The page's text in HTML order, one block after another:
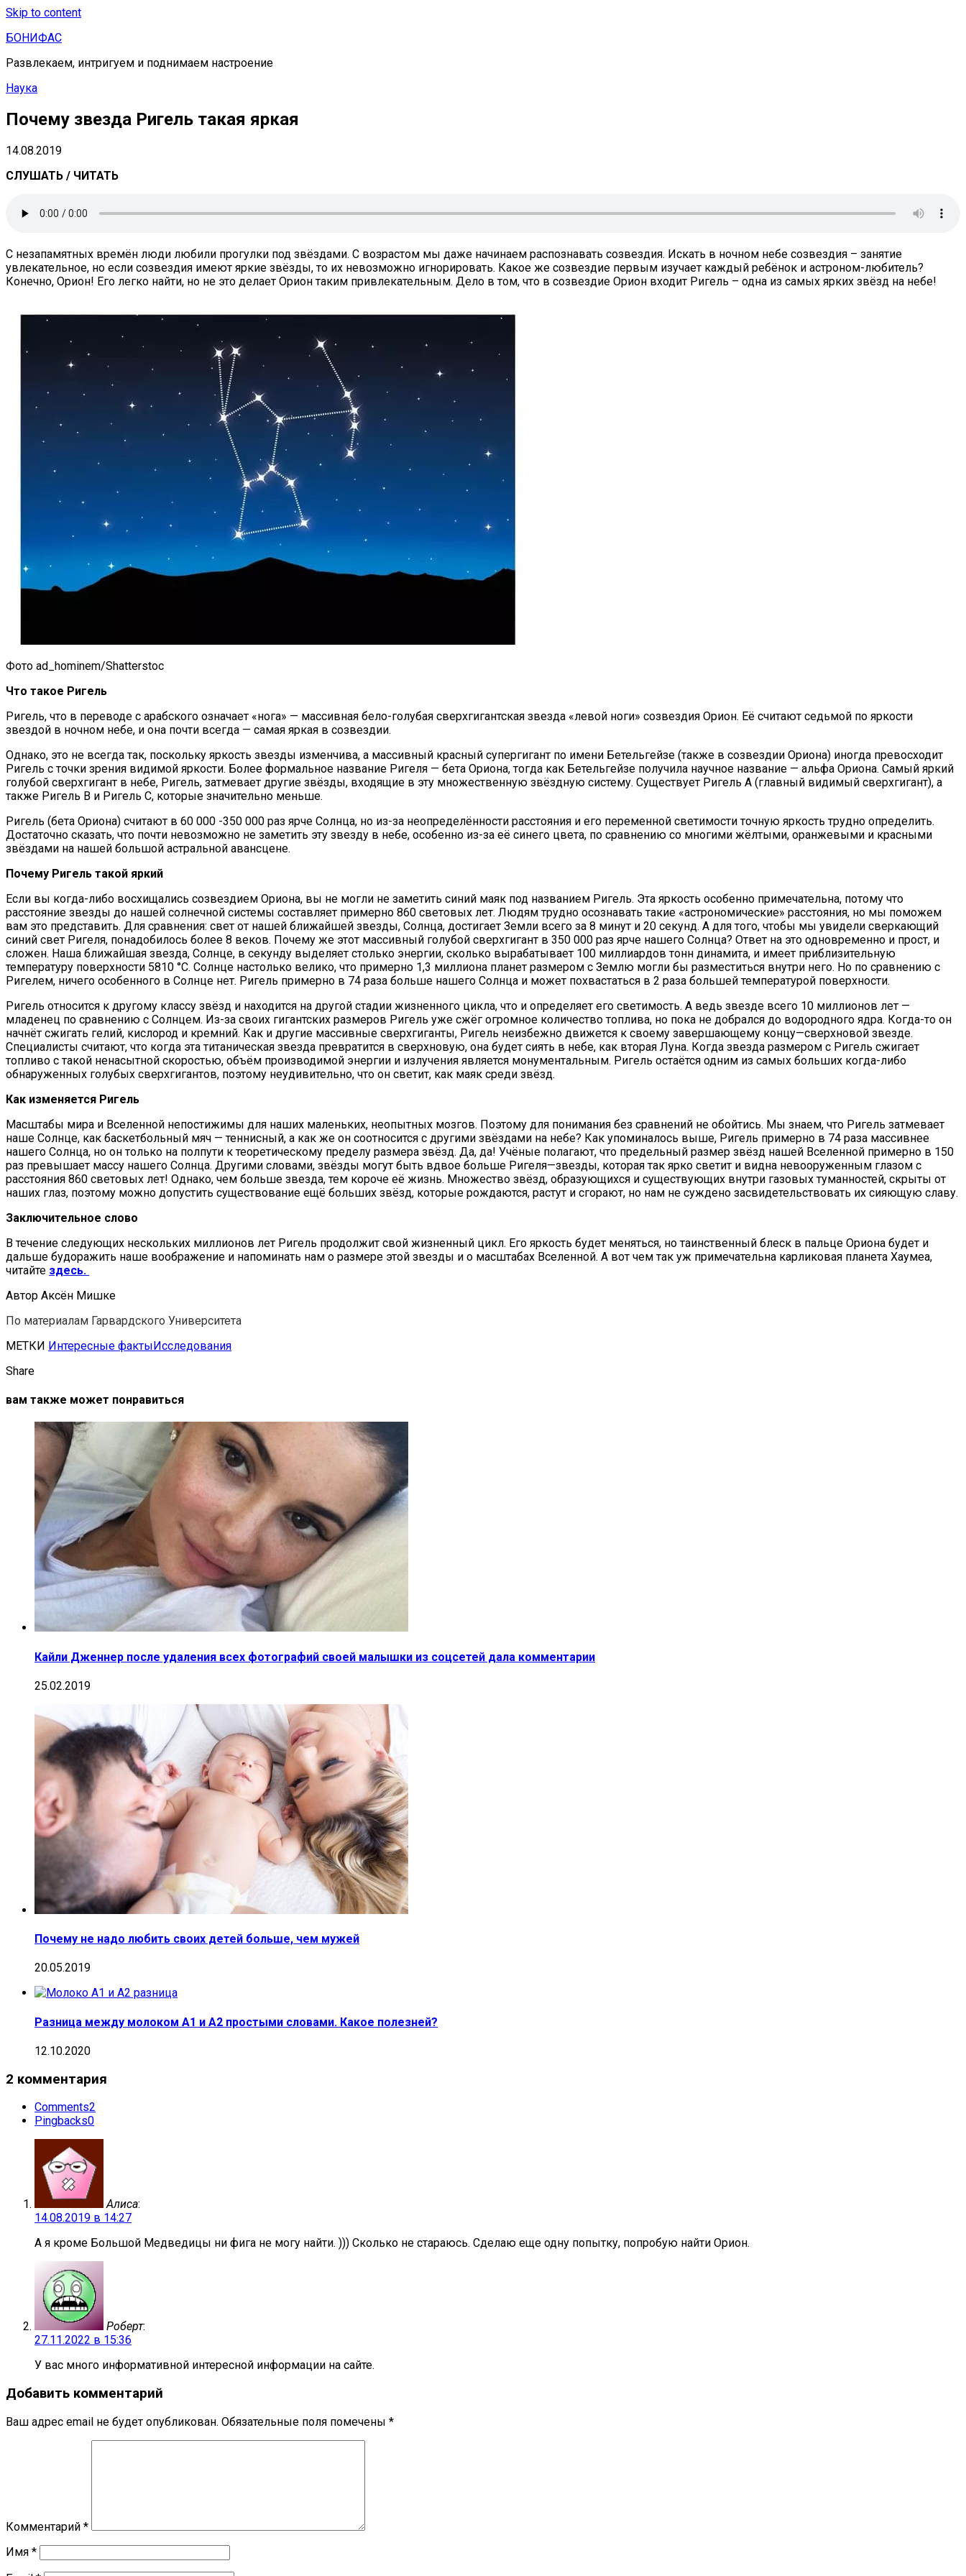
Skip to content
БОНИФАС
Развлекаем, интригуем и поднимаем настроение
Наука
Почему звезда Ригель такая яркая
14.08.2019
СЛУШАТЬ / ЧИТАТЬ
С незапамятных времён люди любили прогулки под звёздами. С возрастом мы даже начинаем распознавать созвездия. Искать в ночном небе созвездия – занятие
увлекательное, но если созвездия имеют яркие звёзды, то их невозможно игнорировать. Какое же созвездие первым изучает каждый ребёнок и астроном-любитель?
Конечно, Орион! Его легко найти, но не это делает Орион таким привлекательным. Дело в том, что в созвездие Орион входит Ригель – одна из самых ярких звёзд на небе!
Фото ad_hominem/Shatterstoc
Что такое Ригель
Ригель, что в переводе с арабского означает «нога» — массивная бело-голубая сверхгигантская звезда «левой ноги» созвездия Орион. Её считают седьмой по яркости
звездой в ночном небе, и она почти всегда — самая яркая в созвездии.
Однако, это не всегда так, поскольку яркость звезды изменчива, а массивный красный супергигант по имени Бетельгейзе (также в созвездии Ориона) иногда превосходит
Ригель с точки зрения видимой яркости. Более формальное название Ригеля — бета Ориона, тогда как Бетельгейзе получила научное название — альфа Ориона. Самый яркий
голубой сверхгигант в небе, Ригель, затмевает другие звёзды, входящие в эту множественную звёздную систему. Существует Ригель А (главный видимый сверхгигант), а
также Ригель B и Ригель C, которые значительно меньше.
Ригель (бета Ориона) считают в 60 000 -350 000 раз ярче Солнца, но из-за неопределённости расстояния и его переменной светимости точную яркость трудно определить.
Достаточно сказать, что почти невозможно не заметить эту звезду в небе, особенно из-за её синего цвета, по сравнению со многими жёлтыми, оранжевыми и красными
звёздами на нашей большой астральной авансцене.
Почему Ригель такой яркий
Если вы когда-либо восхищались созвездием Ориона, вы не могли не заметить синий маяк под названием Ригель. Эта яркость особенно примечательна, потому что
расстояние звезды до нашей солнечной системы составляет примерно 860 световых лет. Людям трудно осознавать такие «астрономические» расстояния, но мы поможем
вам это представить. Для сравнения: свет от нашей ближайшей звезды, Солнца, достигает Земли всего за 8 минут и 20 секунд. А для того, чтобы мы увидели сверкающий
синий свет Ригеля, понадобилось более 8 веков. Почему же этот массивный голубой сверхгигант в 350 000 раз ярче нашего Солнца? Ответ на это одновременно и прост, и
сложен. Наша ближайшая звезда, Солнце, в секунду выделяет столько энергии, сколько вырабатывает 100 миллиардов тонн динамита, и имеет приблизительную
температуру поверхности 5810 °С. Солнце настолько велико, что примерно 1,3 миллиона планет размером с Землю могли бы разместиться внутри него. Но по сравнению с
Ригелем, ничего особенного в Солнце нет. Ригель примерно в 74 раза больше нашего Солнца и может похвастаться в 2 раза большей температурой поверхности.
Ригель относится к другому классу звёзд и находится на другой стадии жизненного цикла, что и определяет его светимость. А ведь звезде всего 10 миллионов лет —
младенец по сравнению с Солнцем. Из-за своих гигантских размеров Ригель уже сжёг огромное количество топлива, но пока не добрался до водородного ядра. Когда-то он
начнёт сжигать гелий, кислород и кремний. Как и другие массивные сверхгиганты, Ригель неизбежно движется к своему завершающему концу—сверхновой звезде.
Специалисты считают, что когда эта титаническая звезда превратится в сверхновую, она будет сиять в небе, как вторая Луна. Когда звезда размером с Ригель сжигает
топливо с такой ненасытной скоростью, объём производимой энергии и излучения является монументальным. Ригель остаётся одним из самых больших когда-либо
обнаруженных голубых сверхгигантов, поэтому неудивительно, что он светит, как маяк среди звёзд.
Как изменяется Ригель
Масштабы мира и Вселенной непостижимы для наших маленьких, неопытных мозгов. Поэтому для понимания без сравнений не обойтись. Мы знаем, что Ригель затмевает
наше Солнце, как баскетбольный мяч — теннисный, а как же он соотносится с другими звёздами на небе? Как упоминалось выше, Ригель примерно в 74 раза массивнее
нашего Солнца, но он только на полпути к теоретическому пределу размера звёзд. Да, да! Учёные полагают, что предельный размер звёзд нашей Вселенной примерно в 150
раз превышает массу нашего Солнца. Другими словами, звёзды могут быть вдвое больше Ригеля—звезды, которая так ярко светит и видна невооруженным глазом с
расстояния 860 световых лет! Однако, чем больше звезда, тем короче её жизнь. Множество звёзд, образующихся и существующих внутри газовых туманностей, скрыты от
наших глаз, поэтому можно допустить существование ещё больших звёзд, которые рождаются, растут и сгорают, но нам не суждено засвидетельствовать их сияющую славу.
Заключительное слово
В течение следующих нескольких миллионов лет Ригель продолжит свой жизненный цикл. Его яркость будет меняться, но таинственный блеск в пальце Ориона будет и
дальше будоражить наше воображение и напоминать нам о размере этой звезды и о масштабах Вселенной. А вот чем так уж примечательна карликовая планета Хаумеа,
читайте здесь.
Автор Аксён Мишке
По материалам Гарвардского Университета
МЕТКИ Интересные фактыИсследования
Share
вам также может понравиться
Кайли Дженнер после удаления всех фотографий своей малышки из соцсетей дала комментарии
25.02.2019
Почему не надо любить своих детей больше, чем мужей
20.05.2019
Разница между молоком А1 и А2 простыми словами. Какое полезней?
12.10.2020
2 комментария
Comments2
Pingbacks0
Алиса:
14.08.2019 в 14:27
А я кроме Большой Медведицы ни фига не могу найти. ))) Сколько не стараюсь. Сделаю еще одну попытку, попробую найти Орион.
Роберт:
27.11.2022 в 15:36
У вас много информативной интересной информации на сайте.
Добавить комментарий
Ваш адрес email не будет опубликован. Обязательные поля помечены *
Комментарий *
Имя *